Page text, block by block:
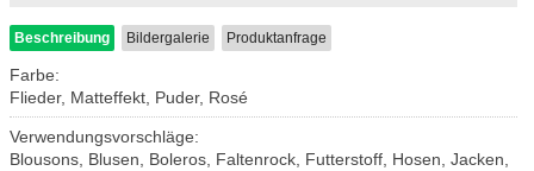
Beschreibung Bildergalerie Produktanfrage
Farbe:
Flieder, Matteffekt, Puder, Rosé
Verwendungsvorschläge:
Blousons, Blusen, Boleros, Faltenrock, Futterstoff, Hosen, Jacken,